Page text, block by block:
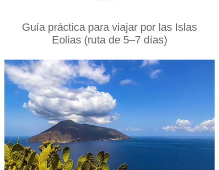
Guía práctica para viajar por las Islas
Eolias (ruta de 5–7 días)